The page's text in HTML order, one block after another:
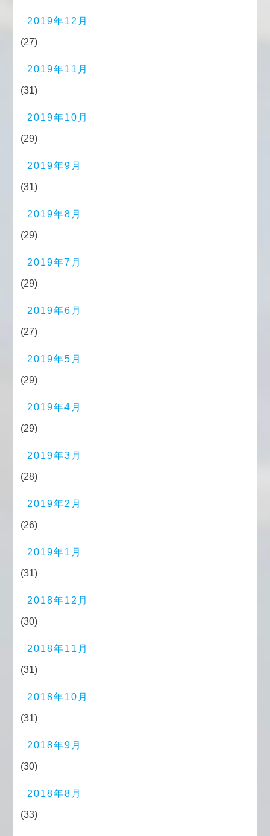
2019年12月
(27)
2019年11月
(31)
2019年10月
(29)
2019年9月
(31)
2019年8月
(29)
2019年7月
(29)
2019年6月
(27)
2019年5月
(29)
2019年4月
(29)
2019年3月
(28)
2019年2月
(26)
2019年1月
(31)
2018年12月
(30)
2018年11月
(31)
2018年10月
(31)
2018年9月
(30)
2018年8月
(33)